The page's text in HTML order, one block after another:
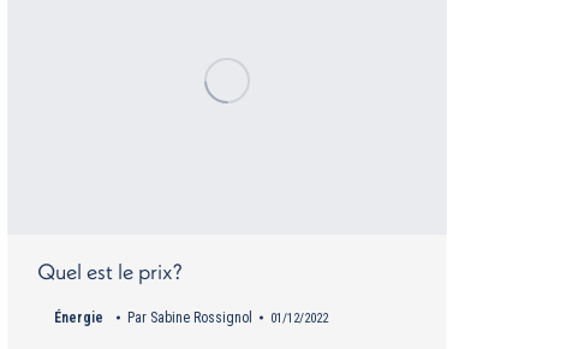
Quel est le prix?
Énergie Par Sabine Rossignol 01/12/2022